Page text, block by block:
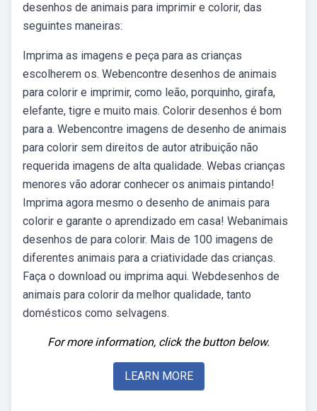
desenhos de animais para imprimir e colorir, das
seguintes maneiras:
Imprima as imagens e peça para as crianças
escolherem os. Webencontre desenhos de animais
para colorir e imprimir, como leão, porquinho, girafa,
elefante, tigre e muito mais. Colorir desenhos é bom
para a. Webencontre imagens de desenho de animais
para colorir sem direitos de autor atribuição não
requerida imagens de alta qualidade. Webas crianças
menores vão adorar conhecer os animais pintando!
Imprima agora mesmo o desenho de animais para
colorir e garante o aprendizado em casa! Webanimais
desenhos de para colorir. Mais de 100 imagens de
diferentes animais para a criatividade das crianças.
Faça o download ou imprima aqui. Webdesenhos de
animais para colorir da melhor qualidade, tanto
domésticos como selvagens.
For more information, click the button below.
LEARN MORE